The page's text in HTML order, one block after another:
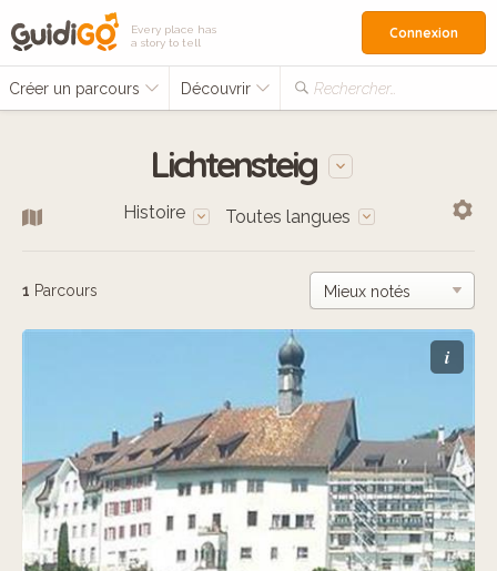
Every place has
a story to tell
Créer un parcours Découvrir Rechercher…
Connexion
Lichtensteig
Histoire Toutes langues
1 Parcours
i